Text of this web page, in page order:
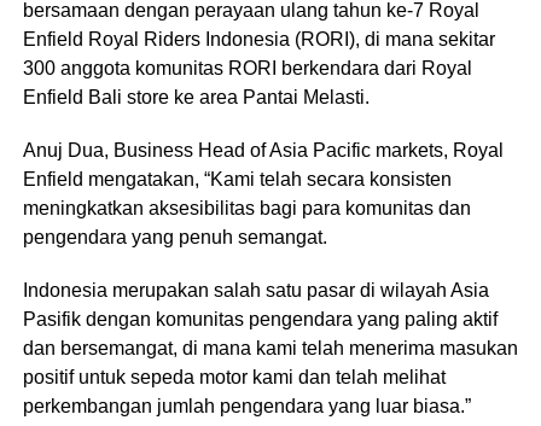
bersamaan dengan perayaan ulang tahun ke-7 Royal
Enfield Royal Riders Indonesia (RORI), di mana sekitar
300 anggota komunitas RORI berkendara dari Royal
Enfield Bali store ke area Pantai Melasti.
Anuj Dua, Business Head of Asia Pacific markets, Royal
Enfield mengatakan, “Kami telah secara konsisten
meningkatkan aksesibilitas bagi para komunitas dan
pengendara yang penuh semangat.
Indonesia merupakan salah satu pasar di wilayah Asia
Pasifik dengan komunitas pengendara yang paling aktif
dan bersemangat, di mana kami telah menerima masukan
positif untuk sepeda motor kami dan telah melihat
perkembangan jumlah pengendara yang luar biasa.”